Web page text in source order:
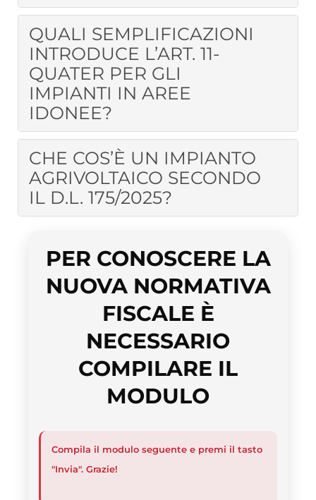
QUALI SEMPLIFICAZIONI
INTRODUCE L’ART. 11-
QUATER PER GLI
IMPIANTI IN AREE
IDONEE?
CHE COS’È UN IMPIANTO
AGRIVOLTAICO SECONDO
IL D.L. 175/2025?
PER CONOSCERE LA
NUOVA NORMATIVA
FISCALE È
NECESSARIO
COMPILARE IL
MODULO
Compila il modulo seguente e premi il tasto
"Invia". Grazie!